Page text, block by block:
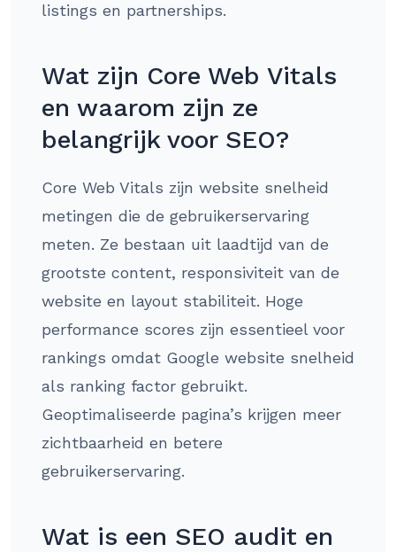
listings en partnerships.
Wat zijn Core Web Vitals
en waarom zijn ze
belangrijk voor SEO?
Core Web Vitals zijn website snelheid
metingen die de gebruikerservaring
meten. Ze bestaan uit laadtijd van de
grootste content, responsiviteit van de
website en layout stabiliteit. Hoge
performance scores zijn essentieel voor
rankings omdat Google website snelheid
als ranking factor gebruikt.
Geoptimaliseerde pagina’s krijgen meer
zichtbaarheid en betere
gebruikerservaring.
Wat is een SEO audit en